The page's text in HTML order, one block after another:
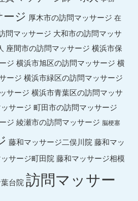
ジ 厚木市の訪問マッサージ 在
問マッサージ 大和市の訪問マッサ
座間市の訪問マッサージ 横浜市保
ジ 横浜市旭区の訪問マッサージ 横
ージ 横浜市緑区の訪問マッサージ
サージ 横浜市青葉区の訪問マッサ
サージ 町田市の訪問マッサージ
ジ 綾瀬市の訪問マッサージ 脳梗塞
藤和マッサージ二俣川院 藤和マッ
サージ町田院 藤和マッサージ相模
台院 訪問マッサー